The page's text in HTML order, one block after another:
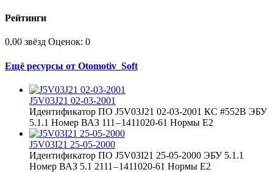
Рейтинги
0,00 звёзд Оценок: 0
Ещё ресурсы от Otomotiv_Soft
J5V03J21 02-03-2001
Идентификатор ПО J5V03J21 02-03-2001 КС #552B ЭБУ
5.1.1 Номер ВАЗ 111 – 1411020-61 Нормы Е2
J5V03I21 25-05-2000
Идентификатор ПО J5V03I21 25-05-2000 ЭБУ 5.1.1
Номер ВАЗ 5.1 2111 – 1411020-61 Нормы Е2